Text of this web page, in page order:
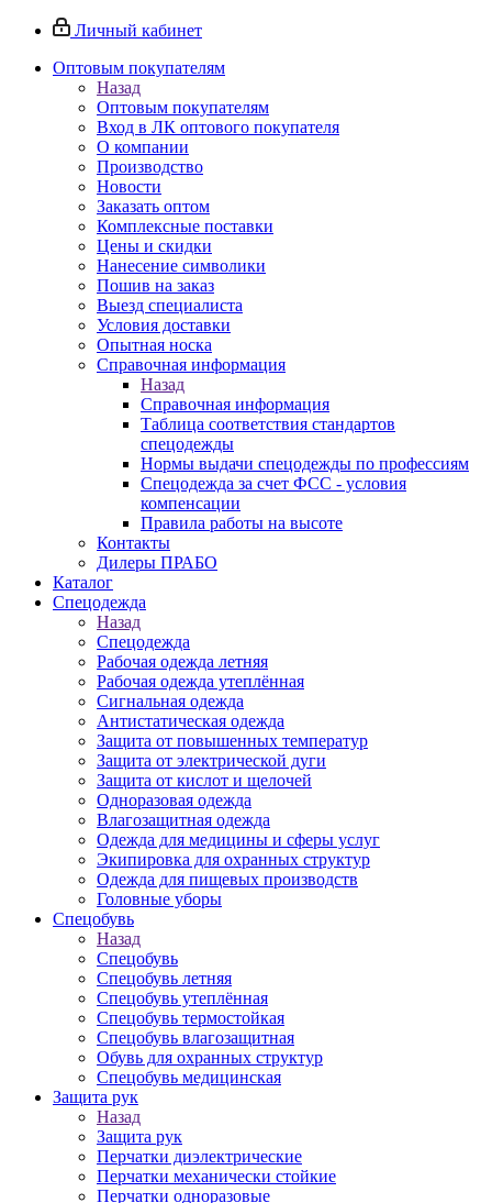
Личный кабинет
Оптовым покупателям
Назад
Оптовым покупателям
Вход в ЛК оптового покупателя
О компании
Производство
Новости
Заказать оптом
Комплексные поставки
Цены и скидки
Нанесение символики
Пошив на заказ
Выезд специалиста
Условия доставки
Опытная носка
Справочная информация
Назад
Справочная информация
Таблица соответствия стандартов
спецодежды
Нормы выдачи спецодежды по профессиям
Спецодежда за счет ФСС - условия
компенсации
Правила работы на высоте
Контакты
Дилеры ПРАБО
Каталог
Спецодежда
Назад
Спецодежда
Рабочая одежда летняя
Рабочая одежда утеплённая
Сигнальная одежда
Антистатическая одежда
Защита от повышенных температур
Защита от электрической дуги
Защита от кислот и щелочей
Одноразовая одежда
Влагозащитная одежда
Одежда для медицины и сферы услуг
Экипировка для охранных структур
Одежда для пищевых производств
Головные уборы
Спецобувь
Назад
Спецобувь
Спецобувь летняя
Спецобувь утеплённая
Спецобувь термостойкая
Спецобувь влагозащитная
Обувь для охранных структур
Спецобувь медицинская
Защита рук
Назад
Защита рук
Перчатки диэлектрические
Перчатки механически стойкие
Перчатки одноразовые